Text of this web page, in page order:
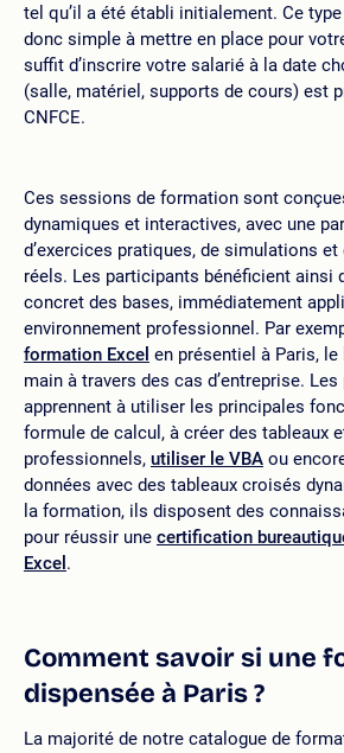
tel qu’il a été établi initialement. Ce
donc simple à mettre en place pour
suffit d’inscrire votre salarié à la date
(salle, matériel, supports de cours) est
CNFCE.
Ces sessions de formation sont
dynamiques et interactives, avec une
d’exercices pratiques, de simulations et
réels. Les participants bénéficient ainsi
concret des bases, immédiatement
environnement professionnel. Par
formation Excel en présentiel à Paris,
main à travers des cas d’entreprise.
apprennent à utiliser les principales
formule de calcul, à créer des tableaux
professionnels, utiliser le VBA ou
données avec des tableaux croisés
la formation, ils disposent des
pour réussir une certification
Excel .
Comment savoir si une
dispensée à Paris ?
La majorité de notre catalogue de